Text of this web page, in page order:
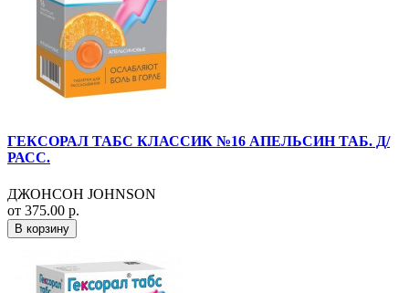
ГЕКСОРАЛ ТАБС КЛАССИК №16 АПЕЛЬСИН ТАБ. Д/
РАСС.
ДЖОНСОН JOHNSON
от 375.00 р.
В корзину